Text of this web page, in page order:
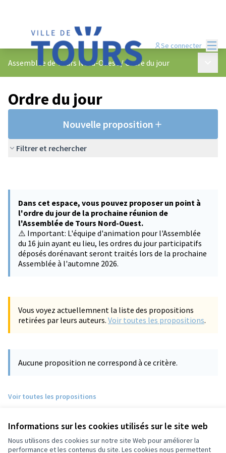
Informations sur les cookies utilisés sur le site web
Nous utilisons des cookies sur notre site Web pour améliorer la
performance et les contenus du site. Les cookies nous permettent
Se connecter
Assemblée de Tours Nord-Ouest/Ordre du jour
Ordre du jour
Nouvelle proposition
Filtrer et rechercher
Dans cet espace, vous pouvez proposer un point à
l'ordre du jour de la prochaine réunion de
l'Assemblée de Tours Nord-Ouest.
⚠️ Important: L'équipe d'animation pour l'Assemblée
du 16 juin ayant eu lieu, les ordres du jour participatifs
déposés dorénavant seront traités lors de la prochaine
Assemblée à l'automne 2026.
Vous voyez actuellemnent la liste des propositions
retirées par leurs auteurs. Voir toutes les propositions.
Aucune proposition ne correspond à ce critère.
Voir toutes les propositions